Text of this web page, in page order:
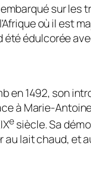
sur les
où il est
édulcorée
en 1492, son
à Marie-
e siècle. Sa
au lait chaud, et